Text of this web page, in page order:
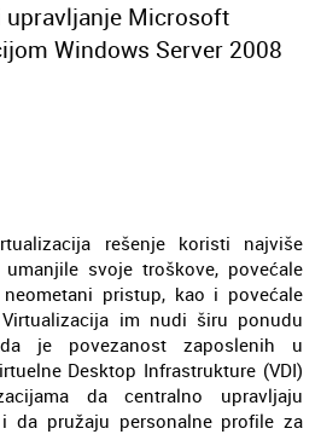
upravljanje Microsoft
Windows Server 2008
rešenje koristi najviše
svoje troškove, povećale
pristup, kao i povećale
im nudi širu ponudu
je povezanost zaposlenih u
Desktop Infrastrukture (VDI)
da centralno upravljaju
da pružaju personalne profile za